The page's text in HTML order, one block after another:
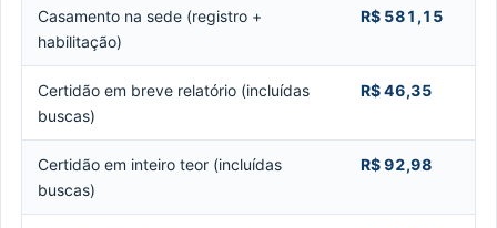
Casamento na sede (registro +
habilitação)
R$ 581,15
Certidão em breve relatório (incluídas
buscas)
R$ 46,35
Certidão em inteiro teor (incluídas
buscas)
R$ 92,98